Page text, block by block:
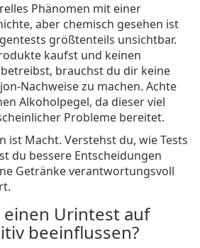
Phänomen mit einer
aber chemisch gesehen ist
größtenteils unsichtbar.
kaufst und keinen
brauchst du dir keine
Nachweise zu machen. Achte
Alkoholpegel, da dieser viel
Probleme bereitet.
ist Macht. Verstehst du, wie Tests
du bessere Entscheidungen
Getränke verantwortungsvoll
einen Urintest auf
beeinflussen?